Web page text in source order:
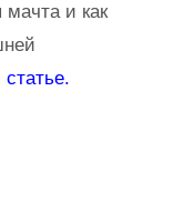
и как
статье.